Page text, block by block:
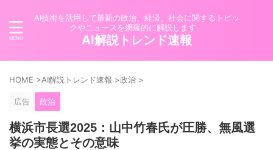
AI技術を活用して最新の政治、経済、社会に関するトピッ
クやニュースを網羅的に解説します。
AI解説トレンド速報
HOME >AI解説トレンド速報 >政治 >
広告 政治
横浜市長選2025：山中竹春氏が圧勝、無風選
挙の実態とその意味